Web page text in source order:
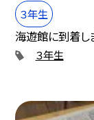
３年生
海遊館に到着し
３年生